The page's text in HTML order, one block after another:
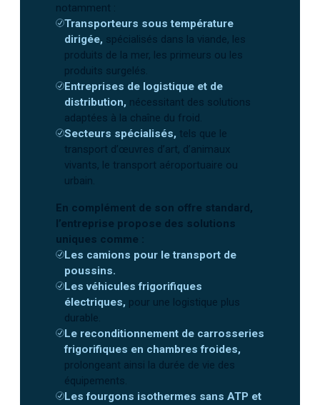
notamment :
Transporteurs sous température
dirigée, spécialisés dans la viande, les
produits de la mer, les primeurs ou les
produits surgelés.
Entreprises de logistique et de
distribution, nécessitant des solutions
adaptées à la chaîne du froid.
Secteurs spécialisés, tels que le
transport d’œuvres d’art, d’animaux
vivants, le transport aéroportuaire ou
urbain.
En complément de son offre standard,
l’entreprise propose des solutions
uniques comme :
Les camions pour le transport de
poussins.
Les véhicules frigorifiques
électriques, pour une logistique plus
durable.
Le reconditionnement de carrosseries
frigorifiques en chambres froides,
prolongeant ainsi la durée de vie des
équipements.
Les fourgons isothermes sans ATP et